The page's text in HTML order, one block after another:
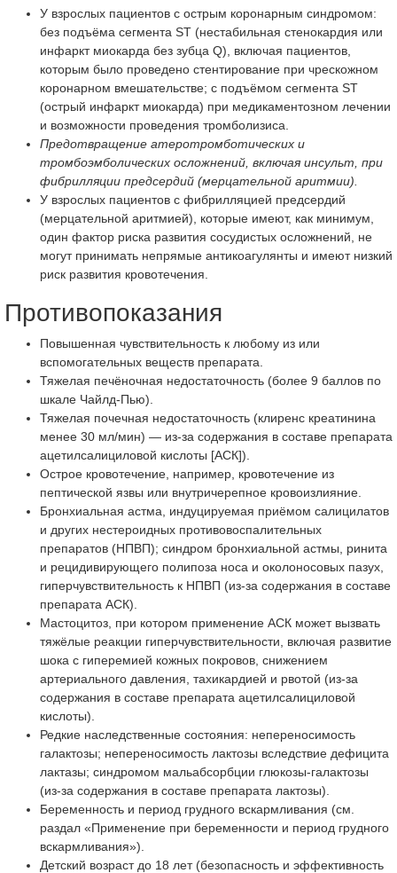
У взрослых пациентов с острым коронарным синдромом:
без подъёма сегмента ST (нестабильная стенокардия или
инфаркт миокарда без зубца Q), включая пациентов,
которым было проведено стентирование при чрескожном
коронарном вмешательстве; с подъёмом сегмента ST
(острый инфаркт миокарда) при медикаментозном лечении
и возможности проведения тромболизиса.
Предотвращение атеротромботических и
тромбоэмболических осложнений, включая инсульт, при
фибрилляции предсердий (мерцательной аритмии).
У взрослых пациентов с фибрилляцией предсердий
(мерцательной аритмией), которые имеют, как минимум,
один фактор риска развития сосудистых осложнений, не
могут принимать непрямые антикоагулянты и имеют низкий
риск развития кровотечения.
Противопоказания
Повышенная чувствительность к любому из или
вспомогательных веществ препарата.
Тяжелая печёночная недостаточность (более 9 баллов по
шкале Чайлд-Пью).
Тяжелая почечная недостаточность (клиренс креатинина
менее 30 мл/мин) — из-за содержания в составе препарата
ацетилсалициловой кислоты [АСК]).
Острое кровотечение, например, кровотечение из
пептической язвы или внутричерепное кровоизлияние.
Бронхиальная астма, индуцируемая приёмом салицилатов
и других нестероидных противовоспалительных
препаратов (НПВП); синдром бронхиальной астмы, ринита
и рецидивирующего полипоза носа и околоносовых пазух,
гиперчувствительность к НПВП (из-за содержания в составе
препарата АСК).
Мастоцитоз, при котором применение АСК может вызвать
тяжёлые реакции гиперчувствительности, включая развитие
шока с гиперемией кожных покровов, снижением
артериального давления, тахикардией и рвотой (из-за
содержания в составе препарата ацетилсалициловой
кислоты).
Редкие наследственные состояния: непереносимость
галактозы; непереносимость лактозы вследствие дефицита
лактазы; синдромом мальабсорбции глюкозы-галактозы
(из-за содержания в составе препарата лактозы).
Беременность и период грудного вскармливания (см.
раздал «Применение при беременности и период грудного
вскармливания»).
Детский возраст до 18 лет (безопасность и эффективность